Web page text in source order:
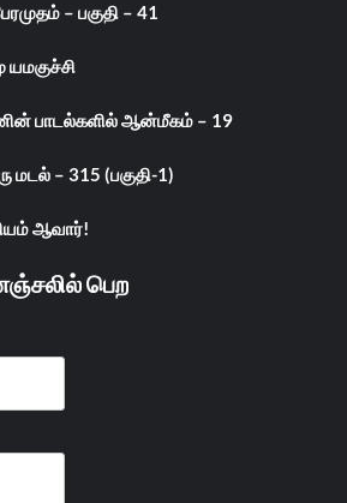
– பகுதி – 41
யமகுச்சி
பாடல்களில் ஆன்மீகம் – 19
மடல் – 315 (பகுதி-1)
ஆவார்!
பெற